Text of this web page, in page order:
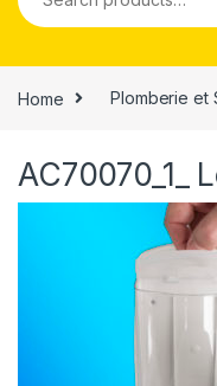
Home Plomberie et
AC70070_1_